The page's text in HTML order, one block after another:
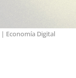
| Economía Digital